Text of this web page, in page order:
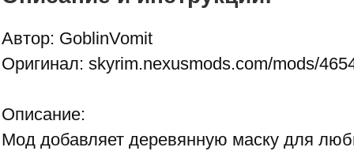
Автор: GoblinVomit
Оригинал: skyrim.nexusmods.com/mods/
Описание:
Мод добавляет деревянную маску для